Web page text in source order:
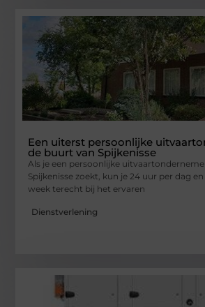
Een uiterst persoonlijke
de buurt van Spijkenisse
Als je een persoonlijke
Spijkenisse zoekt, kun je 24 uur per dag
week terecht bij het ervaren
Dienstverlening